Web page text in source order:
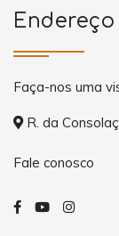
Endereço
Faça-nos uma
R. da
Fale conosco